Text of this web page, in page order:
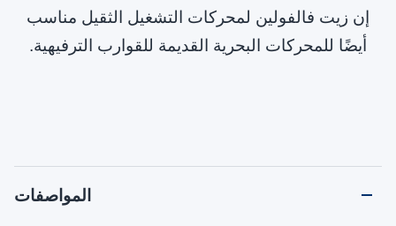
إن زيت فالفولين لمحركات التشغيل الثقيل مناسب
أيضًا للمحركات البحرية القديمة للقوارب الترفيهية.
المواصفات